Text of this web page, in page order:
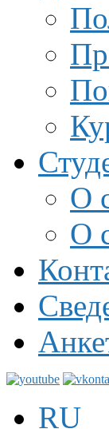
О
О
RU